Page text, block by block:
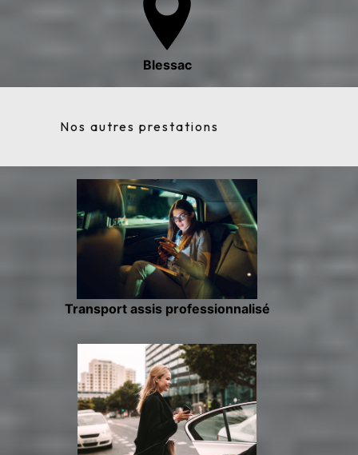
Blessac
Nos autres prestations
Transport assis professionnalisé